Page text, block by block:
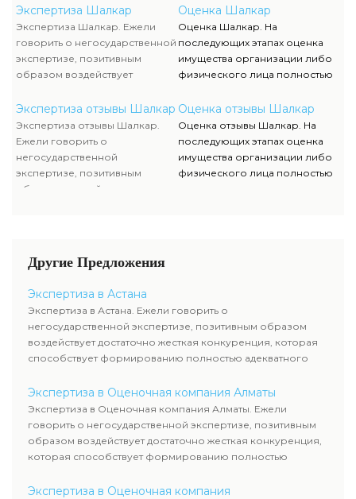
конкуренция, которая
способствует формированию
полностью адекватного
уровня цен.
Экспертиза Шалкар
Экспертиза Шалкар. Ежели
говорить о негосударственной
экспертизе, позитивным
образом воздействует
конкуренция, которая
способствует формированию
полностью адекватного
уровня цен.
Экспертиза отзывы Шалкар
Экспертиза отзывы Шалкар.
Ежели говорить о
негосударственной
экспертизе, позитивным
образом воздействует
уровня цен.
служащих, тогда как участие
клиента ограничивается
объяснением отдельных
вопросов и предоставлением
недостающей документации.
Оценка Шалкар
Оценка Шалкар. На
последующих этапах оценка
имущества организации либо
физического лица полностью
служащих, тогда как участие
клиента ограничивается
объяснением отдельных
вопросов и предоставлением
недостающей документации.
Оценка отзывы Шалкар
Оценка отзывы Шалкар. На
последующих этапах оценка
имущества организации либо
физического лица полностью
Другие Предложения
Экспертиза в Астана
Экспертиза в Астана. Ежели говорить о
негосударственной экспертизе, позитивным образом
воздействует достаточно жесткая конкуренция, которая
способствует формированию полностью адекватного
Экспертиза в Оценочная компания Алматы
Экспертиза в Оценочная компания Алматы. Ежели
говорить о негосударственной экспертизе, позитивным
образом воздействует достаточно жесткая конкуренция,
которая способствует формированию полностью
Экспертиза в Оценочная компания